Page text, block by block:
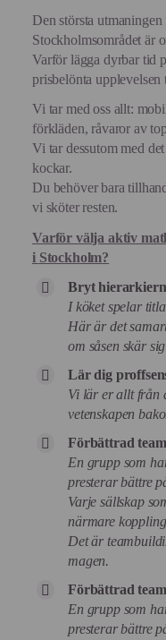
Den största
Stockholmsområdet är
Varför lägga dyrbar tid
prisbelönta upplevelsen
Vi tar med oss allt:
förkläden, råvaror av
Vi tar dessutom med
kockar.
Du behöver bara
vi sköter resten.
Varför välja aktiv
i Stockholm?
Bryt
I köket spelar
Här är det
om såsen skär
Lär dig
Vi lär er allt från
vetenskapen
Förbättrad
En grupp som
presterar bättre
Varje sällskap
närmare
Det är
magen.
Förbättrad
En grupp som
presterar bättre